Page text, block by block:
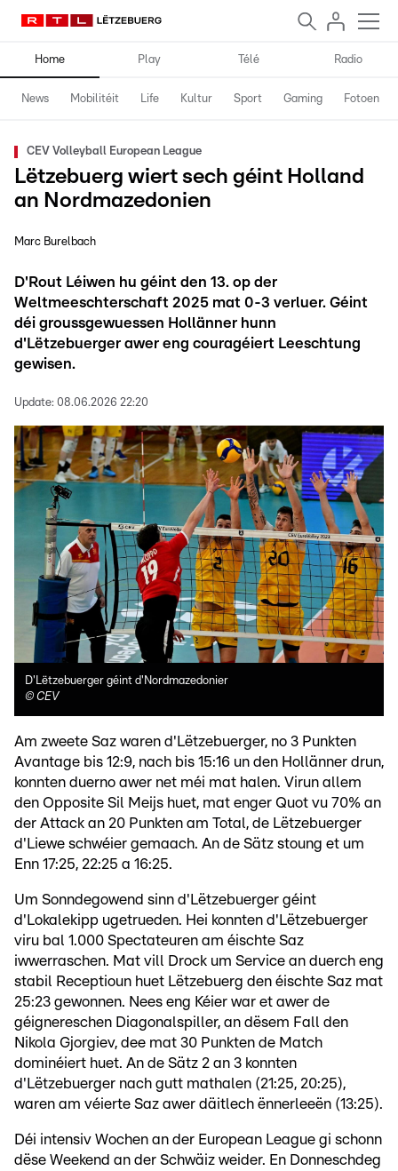
Home Play Télé Radio
News Mobilitéit Life Kultur Sport Gaming Fotoen
CEV Volleyball European League
Lëtzebuerg wiert sech géint Holland
an Nordmazedonien
Marc Burelbach
D'Rout Léiwen hu géint den 13. op der
Weltmeeschterschaft 2025 mat 0-3 verluer. Géint
déi groussgewuessen Hollänner hunn
d'Lëtzebuerger awer eng couragéiert Leeschtung
gewisen.
Update: 08.06.2026 22:20
D'Lëtzebuerger géint d'Nordmazedonier
© CEV
Am zweete Saz waren d'Lëtzebuerger, no 3 Punkten
Avantage bis 12:9, nach bis 15:16 un den Hollänner drun,
konnten duerno awer net méi mat halen. Virun allem
den Opposite Sil Meijs huet, mat enger Quot vu 70% an
der Attack an 20 Punkten am Total, de Lëtzebuerger
d'Liewe schwéier gemaach. An de Sätz stoung et um
Enn 17:25, 22:25 a 16:25.
Um Sonndegowend sinn d'Lëtzebuerger géint
d'Lokalekipp ugetrueden. Hei konnten d'Lëtzebuerger
viru bal 1.000 Spectateuren am éischte Saz
iwwerraschen. Mat vill Drock um Service an duerch eng
stabil Receptioun huet Lëtzebuerg den éischte Saz mat
25:23 gewonnen. Nees eng Kéier war et awer de
géignereschen Diagonalspiller, an dësem Fall den
Nikola Gjorgiev, dee mat 30 Punkten de Match
dominéiert huet. An de Sätz 2 an 3 konnten
d'Lëtzebuerger nach gutt mathalen (21:25, 20:25),
waren am véierte Saz awer däitlech ënnerleeën (13:25).
Déi intensiv Wochen an der European League gi schonn
dëse Weekend an der Schwäiz weider. En Donneschdeg